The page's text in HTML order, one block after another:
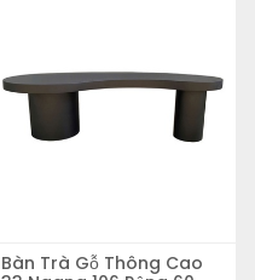
Bàn Trà Gỗ Thông Cao